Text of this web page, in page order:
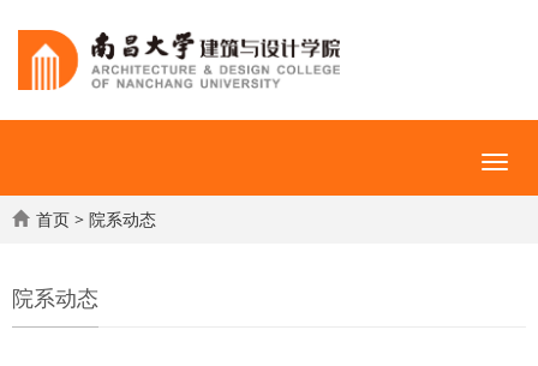
首页 > 院系动态
院系动态